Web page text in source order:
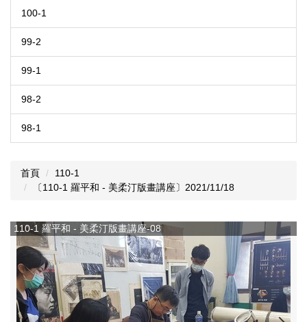
100-1
99-2
99-1
98-2
98-1
首頁
110-1
〔110-1 羅平和 - 美柔汀版畫講座〕2021/11/18
110-1 羅平和 - 美柔汀版畫講座-08